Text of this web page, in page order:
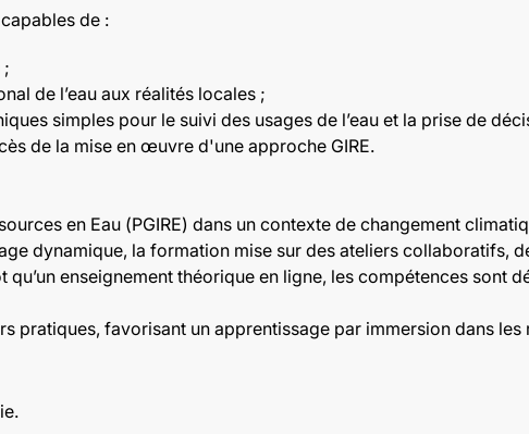
de :
;
de l’eau aux réalités locales ;
simples pour le suivi des usages de l’eau et la prise de
de la mise en œuvre d'une approche GIRE.
en Eau (PGIRE) dans un contexte de changement
dynamique, la formation mise sur des ateliers collaboratifs,
qu’un enseignement théorique en ligne, les compétences sont
pratiques, favorisant un apprentissage par immersion dans les